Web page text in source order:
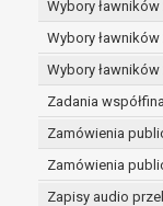
Wybory ławników
Wybory ławników
Wybory ławników
Zadania
Zamówienia
Zamówienia
Zapisy audio